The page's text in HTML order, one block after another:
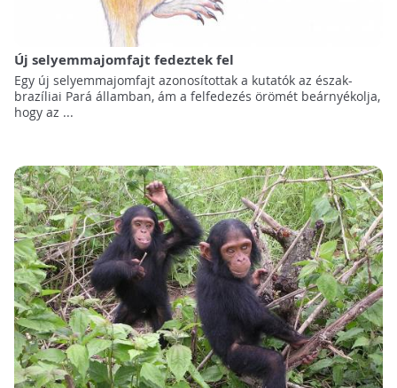
Új selyemmajomfajt fedeztek fel
Egy új selyemmajomfajt azonosítottak a kutatók az észak-
brazíliai Pará államban, ám a felfedezés örömét beárnyékolja,
hogy az ...